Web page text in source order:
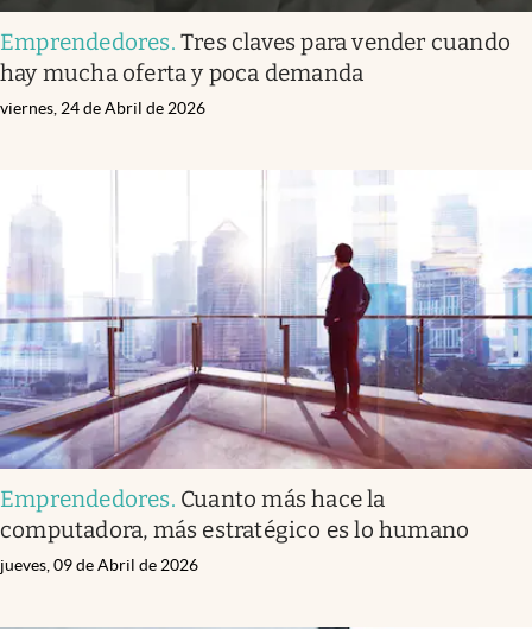
Emprendedores.Tres claves para vender cuando
hay mucha oferta y poca demanda
viernes, 24 de Abril de 2026
Emprendedores. Cuanto más hace la
computadora, más estratégico es lo humano
jueves, 09 de Abril de 2026